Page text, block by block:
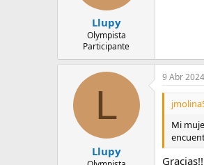
Llupy
Olympista
Participante
L
Llupy
9 Abr 2024
Mi